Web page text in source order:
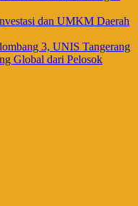
dan UMKM Daerah
3, UNIS Tangerang
Global dari Pelosok